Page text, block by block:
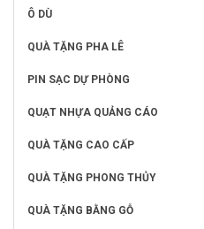
Ô DÙ
QUÀ TẶNG PHA LÊ
PIN SẠC DỰ PHÒNG
QUẠT NHỰA QUẢNG CÁO
QUÀ TẶNG CAO CẤP
QUÀ TẶNG PHONG THỦY
QUÀ TẶNG BẰNG GỖ